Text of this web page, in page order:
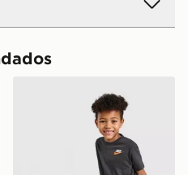
y pantalón Corto